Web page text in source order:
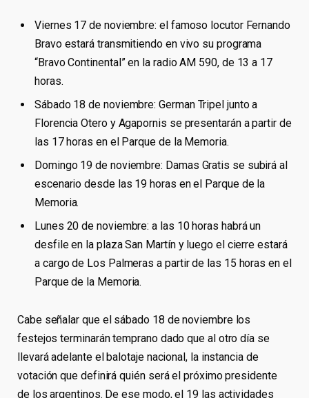
Viernes 17 de noviembre: el famoso locutor Fernando
Bravo estará transmitiendo en vivo su programa
“Bravo Continental” en la radio AM 590, de 13 a 17
horas.
Sábado 18 de noviembre: German Tripel junto a
Florencia Otero y Agapornis se presentarán a partir de
las 17 horas en el Parque de la Memoria.
Domingo 19 de noviembre: Damas Gratis se subirá al
escenario desde las 19 horas en el Parque de la
Memoria.
Lunes 20 de noviembre: a las 10 horas habrá un
desfile en la plaza San Martín y luego el cierre estará
a cargo de Los Palmeras a partir de las 15 horas en el
Parque de la Memoria.
Cabe señalar que el sábado 18 de noviembre los
festejos terminarán temprano dado que al otro día se
llevará adelante el balotaje nacional, la instancia de
votación que definirá quién será el próximo presidente
de los argentinos. De ese modo, el 19 las actividades